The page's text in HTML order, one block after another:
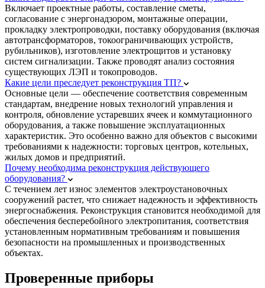
Включает проектные работы, составление сметы,
согласование с энергонадзором, монтажные операции,
прокладку электропроводки, поставку оборудования (включая
автотрансформаторов, токоограничивающих устройств,
рубильников), изготовление электрощитов и установку
систем сигнализации. Также проводят анализ состояния
существующих ЛЭП и токопроводов.
Какие цели преследует реконструкция ТП?
Основные цели — обеспечение соответствия современным
стандартам, внедрение новых технологий управления и
контроля, обновление устаревших ячеек и коммутационного
оборудования, а также повышение эксплуатационных
характеристик. Это особенно важно для объектов с высокими
требованиями к надежности: торговых центров, котельных,
жилых домов и предприятий.
Почему необходима реконструкция действующего
оборудования?
С течением лет износ элементов электроустановочных
сооружений растет, что снижает надежность и эффективность
энергоснабжения. Реконструкция становится необходимой для
обеспечения бесперебойного электропитания, соответствия
установленным нормативным требованиям и повышения
безопасности на промышленных и производственных
объектах.
Проверенные приборы